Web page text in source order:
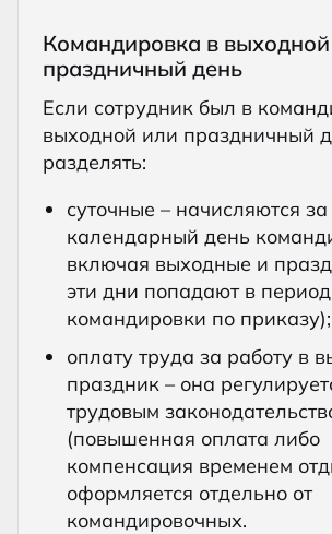
Командировка в
праздничный день
Если сотрудник был в
выходной или праздничный
разделять:
суточные – начисляются
календарный день
включая выходные и
эти дни попадают в период
командировки по приказу);
оплату труда за работу в
праздник – она
трудовым
(повышенная оплата либо
компенсация временем
оформляется отдельно от
командировочных.